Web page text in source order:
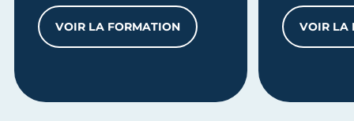
VOIR LA FORMATIONCRÉER SON PROJET D'ENTREPRISE -
VOIR LA